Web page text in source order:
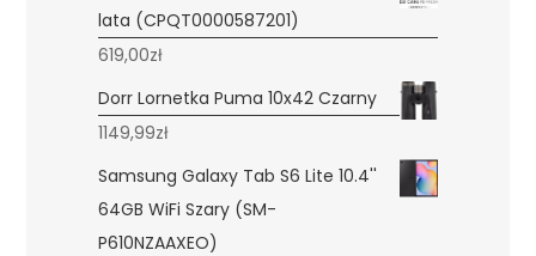
lata (CPQT0000587201)
619,00zł
Dorr Lornetka Puma 10x42 Czarny
1149,99zł
Samsung Galaxy Tab S6 Lite 10.4''
64GB WiFi Szary (SM-
P610NZAAXEO)